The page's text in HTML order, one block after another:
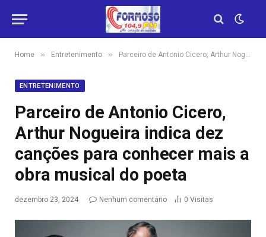
Home » Entretenimento » Parceiro de Antonio Cicero, Arthur Nogueira indica dez canções para conhecer mais a obra musical do poeta
ENTRETENIMENTO
Parceiro de Antonio Cicero,
Arthur Nogueira indica dez
canções para conhecer mais a
obra musical do poeta
dezembro 23, 2024 Nenhum comentário 0 Visitas